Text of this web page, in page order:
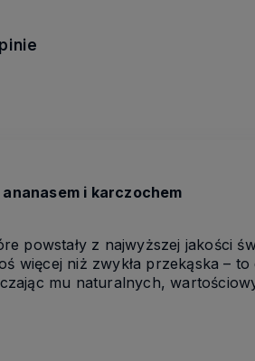
i karczochem
powstały z najwyższej jakości
więcej niż zwykła przekąska – to
mu naturalnych,